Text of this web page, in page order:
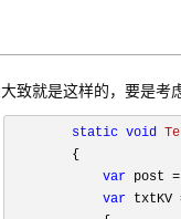
大致就是这样的，要是考
static void
        {
var post =
var txtKV